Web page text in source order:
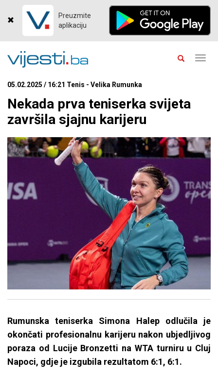
Preuzmite
aplikaciju
05.02.2025 / 16:21 Tenis - Velika Rumunka
Nekada prva teniserka svijeta
završila sjajnu karijeru
Rumunska teniserka Simona Halep odlučila je
okončati profesionalnu karijeru nakon ubjedljivog
poraza od Lucije Bronzetti na WTA turniru u Cluj
Napoci, gdje je izgubila rezultatom 6:1, 6:1.